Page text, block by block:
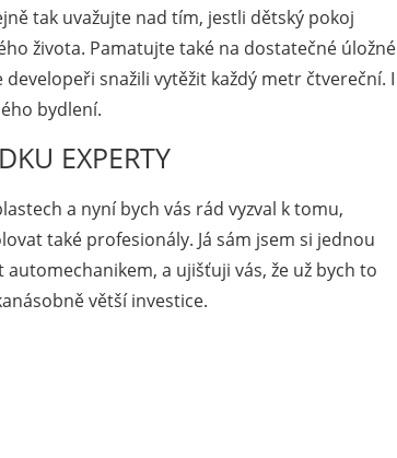
tak uvažujte nad tím, jestli dětský pokoj
života. Pamatujte také na dostatečné úložné
snažili vytěžit každý metr čtvereční. I
bydlení.
EXPERTY
a nyní bych vás rád vyzval k tomu,
také profesionály. Já sám jsem si jednou
a ujišťuji vás, že už bych to
větší investice.